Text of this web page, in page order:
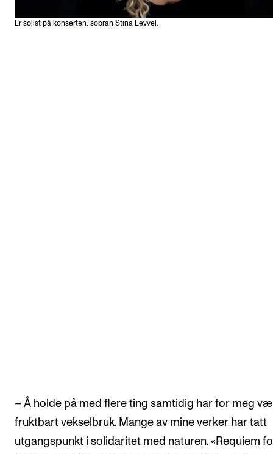
Er solist på konserten: sopran Stina Levvel.
– Å holde på med flere ting samtidig har for meg
fruktbart vekselbruk. Mange av mine verker har tatt
utgangspunkt i solidaritet med naturen. «Requiem